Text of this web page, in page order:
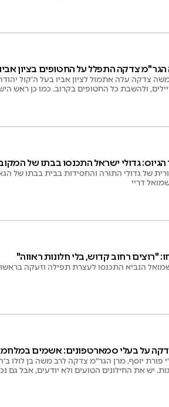
צדקה התפלל על החטופים בציון
משה צדקה עלה אתמול לציון אביו בעל ה'קול
ולהשבת כל החטופים בקרוב. כמו כן ראש
| צילום: ידידיה. מ.
גדולי ישראל התכנסו בבתו של
של גדולי התורה והחסידות בבית בבתו של
דריי
"רוצים רחוב קדוש, בלי חלונות ראווה"
הנביא התכנסו לעצרת תפילה וזעקה
על בעלי סמארטפונים: אשמים
פורת יוסף, מרן הגר"מ צדקה לרב משה בן
יש את החילונים הטועים ולא יודעים, אבל
ואחרי עיניכם"